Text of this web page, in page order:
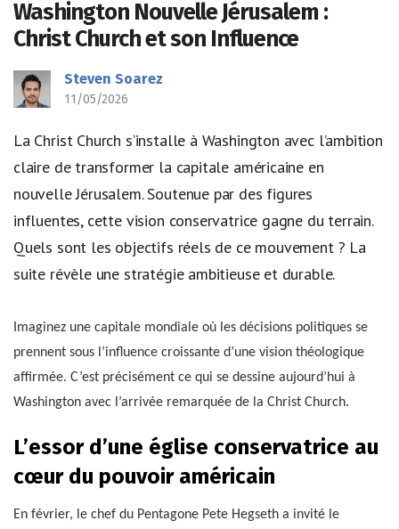
Washington Nouvelle Jérusalem :
Christ Church et son Influence
Steven Soarez
11/05/2026
La Christ Church s’installe à Washington avec l’ambition
claire de transformer la capitale américaine en
nouvelle Jérusalem. Soutenue par des figures
influentes, cette vision conservatrice gagne du terrain.
Quels sont les objectifs réels de ce mouvement ? La
suite révèle une stratégie ambitieuse et durable.
Imaginez une capitale mondiale où les décisions politiques se
prennent sous l’influence croissante d’une vision théologique
affirmée. C’est précisément ce qui se dessine aujourd’hui à
Washington avec l’arrivée remarquée de la Christ Church.
L’essor d’une église conservatrice au
cœur du pouvoir américain
En février, le chef du Pentagone Pete Hegseth a invité le